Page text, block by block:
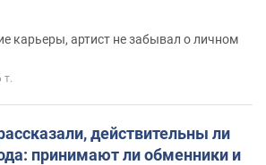
карьеры, артист не забывал о личном
т.
действительны ли
принимают ли обменники и